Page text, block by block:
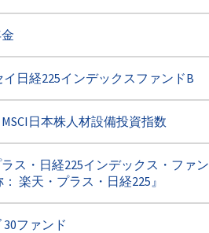
イ日経225インデックスファンドB
MSCI日本株人材設備投資指数
ス・日経225インデックス・ファン
： 楽天・プラス・日経225』
30ファンド